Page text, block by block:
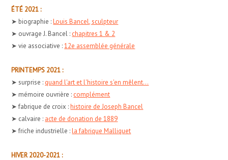
ÉTÉ 2021 :
➤ biographie :Louis Bancel, sculpteur
➤ ouvrage J. Bancel : chapitres 1 & 2
➤ vie associative :12e assemblée générale
PRINTEMPS 2021 :
➤ surprise : quand l'art et l'histoire s'en mêlent...
➤ mémoire ouvrière : complément
➤ fabrique de croix :histoire de Joseph Bancel
➤ calvaire : acte de donation de 1889
➤ friche industrielle :la fabrique Malliquet
HIVER 2020-2021 :